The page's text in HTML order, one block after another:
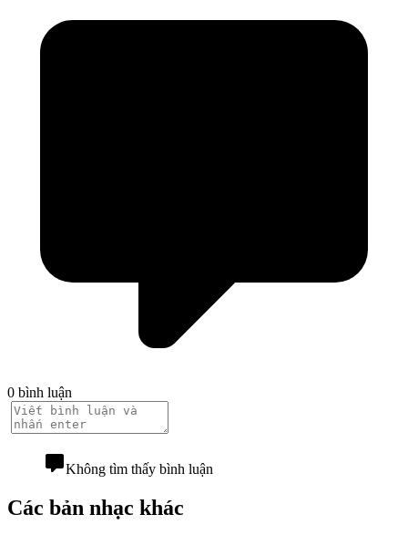
0 bình luận
Không tìm thấy bình luận
Các bản nhạc khác